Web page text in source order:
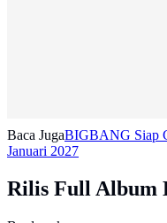
Baca JugaBIGBANG Siap
Januari 2027
Rilis Full Album